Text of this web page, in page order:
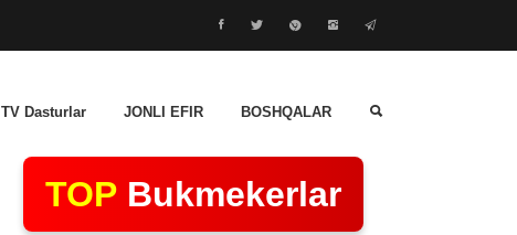
TV Dasturlar JONLI EFIR BOSHQALAR
TOP Bukmekerlar